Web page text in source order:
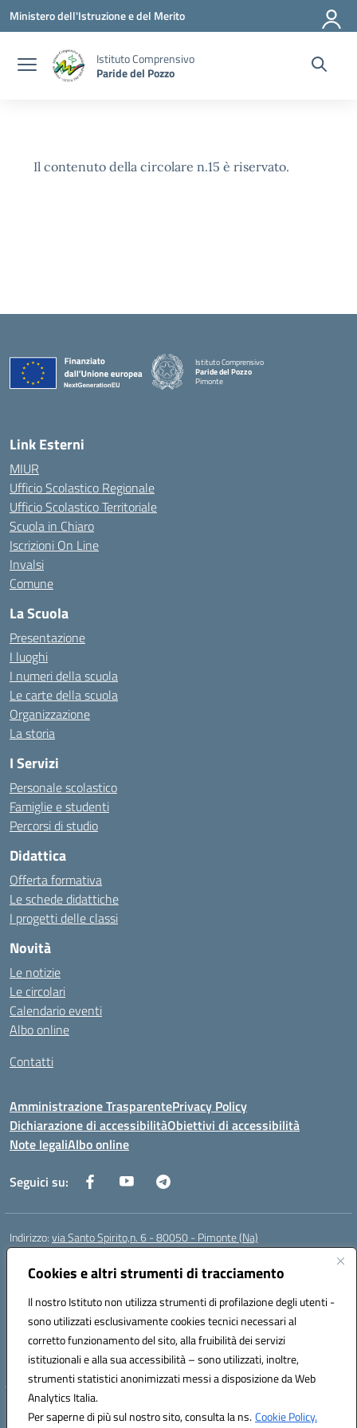
Cookies e altri strumenti di tracciamento
Il nostro Istituto non utilizza strumenti di profilazione degli utenti -
sono utilizzati esclusivamente cookies tecnici necessari al
corretto funzionamento del sito, alla fruibilità dei servizi
istituzionali e alla sua accessibilità – sono utilizzati, inoltre,
strumenti statistici anonimizzati messi a disposizione da Web
Analytics Italia.
Per saperne di più sul nostro sito, consulta la ns.Cookie Policy.
Vai ai contenuti
Vai al menu di navigazione
Vai al footer
Ministero dell'Istruzione e del Merito
Istituto Comprensivo
Paride del Pozzo
Il contenuto della circolare n.15 è riservato.
Istituto Comprensivo
Paride del Pozzo
Pimonte
Link Esterni
MIUR
Ufficio Scolastico Regionale
Ufficio Scolastico Territoriale
Scuola in Chiaro
Iscrizioni On Line
Invalsi
Comune
La Scuola
Presentazione
I luoghi
I numeri della scuola
Le carte della scuola
Organizzazione
La storia
I Servizi
Personale scolastico
Famiglie e studenti
Percorsi di studio
Didattica
Offerta formativa
Le schede didattiche
I progetti delle classi
Novità
Le notizie
Le circolari
Calendario eventi
Albo online
Contatti
Amministrazione TrasparentePrivacy Policy
Dichiarazione di accessibilitàObiettivi di accessibilità
Note legaliAlbo online
Seguici su:
Indirizzo:via Santo Spirito,n. 6 - 80050 - Pimonte (Na)
Centralino:
Posta elettronica certificata (PEC):naic86400x@pec.istruzione.it
Codice fiscale: 82008870634
Codice meccanografico:NAIC86400X
Codice Indice delle Pubbliche Amministrazioni (IPA): ISTSC_NAIC86400X
Codice unico di fatturazione (CUF): UF5NKX
Hosting & Powered by 3D Solution S.r.l.